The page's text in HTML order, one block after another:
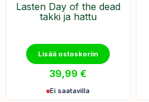
Lasten Day of the dead
takki ja hattu
Lisää ostoskoriin
39,99 €
Ei saatavilla